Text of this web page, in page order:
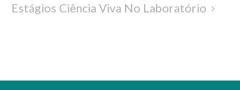
Estágios Ciência Viva No Laboratório